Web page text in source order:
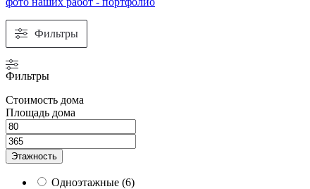
Фильтры
Фильтры
Стоимость дома
Площадь дома
Этажность
Одноэтажные (6)